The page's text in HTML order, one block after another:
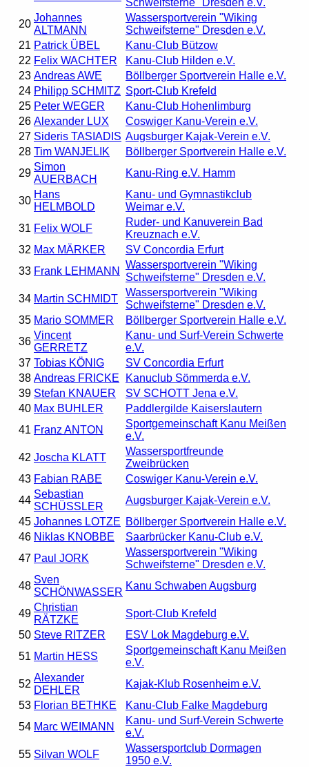
20
Johannes
ALTMANN
Wassersportverein "Wiking
Schweifsterne" Dresden e.V.
21 Patrick ÜBEL
Kanu-Club Bützow
22 Felix WACHTER
Kanu-Club Hilden e.V.
23 Andreas AWE
Böllberger Sportverein Halle e.V.
24 Philipp SCHMITZ Sport-Club Krefeld
25 Peter WEGER
Kanu-Club Hohenlimburg
26 Alexander LUX
Coswiger Kanu-Verein e.V.
27 Sideris TASIADIS Augsburger Kajak-Verein e.V.
28 Tim WANJELIK
Böllberger Sportverein Halle e.V.
29
Simon
AUERBACH
Kanu-Ring e.V. Hamm
30
Hans
HELMBOLD
Kanu- und Gymnastikclub
Weimar e.V.
31 Felix WOLF
Ruder- und Kanuverein Bad
Kreuznach e.V.
32 Max MÄRKER
SV Concordia Erfurt
33 Frank LEHMANN
Wassersportverein "Wiking
Schweifsterne" Dresden e.V.
34 Martin SCHMIDT
Wassersportverein "Wiking
Schweifsterne" Dresden e.V.
35 Mario SOMMER
Böllberger Sportverein Halle e.V.
36
Vincent
GERRETZ
Kanu- und Surf-Verein Schwerte
e.V.
37 Tobias KÖNIG
SV Concordia Erfurt
38 Andreas FRICKE
Kanuclub Sömmerda e.V.
39 Stefan KNAUER
SV SCHOTT Jena e.V.
40 Max BUHLER
Paddlergilde Kaiserslautern
41 Franz ANTON
Sportgemeinschaft Kanu Meißen
e.V.
42 Joscha KLATT
Wassersportfreunde
Zweibrücken
43 Fabian RABE
Coswiger Kanu-Verein e.V.
44
Sebastian
SCHÜSSLER
Augsburger Kajak-Verein e.V.
45 Johannes LOTZE Böllberger Sportverein Halle e.V.
46 Niklas KNOBBE
Saarbrücker Kanu-Club e.V.
47 Paul JORK
Wassersportverein "Wiking
Schweifsterne" Dresden e.V.
48
Sven
SCHÖNWASSER
Kanu Schwaben Augsburg
49
Christian
RÄTZKE
Sport-Club Krefeld
50 Steve RITZER
ESV Lok Magdeburg e.V.
51 Martin HESS
Sportgemeinschaft Kanu Meißen
e.V.
52
Alexander
DEHLER
Kajak-Klub Rosenheim e.V.
53 Florian BETHKE
Kanu-Club Falke Magdeburg
54 Marc WEIMANN
Kanu- und Surf-Verein Schwerte
e.V.
55 Silvan WOLF
Wassersportclub Dormagen
1950 e.V.